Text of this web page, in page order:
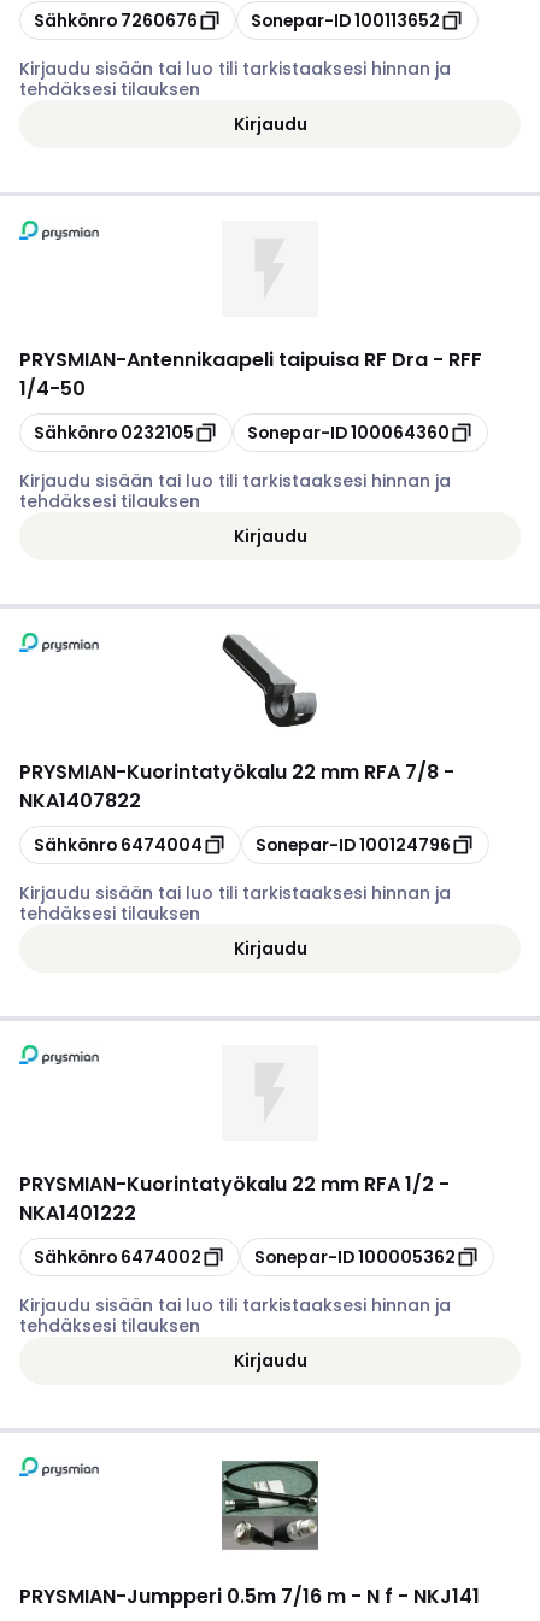
Kopioi
Sähkönro 7260676 Kopioi
Sonepar-ID100113652
Kirjaudu sisään tai luo tili tarkistaaksesi hinnan ja
tehdäksesi tilauksen
Kirjaudu
PRYSMIAN-Antennikaapeli taipuisa RF Dra - RFF
1/4-50
Kopioi
Sähkönro 0232105 Kopioi
Sonepar-ID100064360
Kirjaudu sisään tai luo tili tarkistaaksesi hinnan ja
tehdäksesi tilauksen
Kirjaudu
PRYSMIAN-Kuorintatyökalu 22 mm RFA 7/8 -
NKA1407822
Kopioi
Sähkönro 6474004 Kopioi
Sonepar-ID100124796
Kirjaudu sisään tai luo tili tarkistaaksesi hinnan ja
tehdäksesi tilauksen
Kirjaudu
PRYSMIAN-Kuorintatyökalu 22 mm RFA 1/2 -
NKA1401222
Kopioi
Sähkönro 6474002 Kopioi
Sonepar-ID100005362
Kirjaudu sisään tai luo tili tarkistaaksesi hinnan ja
tehdäksesi tilauksen
Kirjaudu
PRYSMIAN-Jumpperi 0.5m 7/16 m - N f - NKJ141